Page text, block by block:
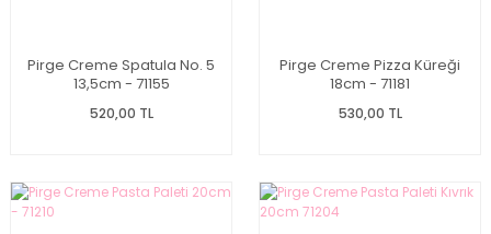
Pirge Creme Spatula No. 5
13,5cm - 71155
520,00 TL
Pirge Creme Pizza Küreği
18cm - 71181
530,00 TL